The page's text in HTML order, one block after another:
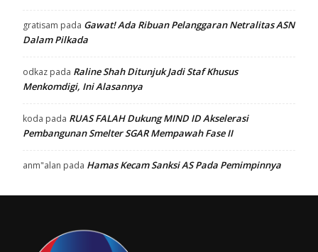
gratisam pada Gawat! Ada Ribuan Pelanggaran Netralitas ASN
Dalam Pilkada
odkaz pada Raline Shah Ditunjuk Jadi Staf Khusus
Menkomdigi, Ini Alasannya
koda pada RUAS FALAH Dukung MIND ID Akselerasi
Pembangunan Smelter SGAR Mempawah Fase II
anm"alan pada Hamas Kecam Sanksi AS Pada Pemimpinnya